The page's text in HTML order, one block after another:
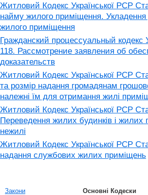
Житловий Кодекс Української РСР
найму жилого приміщення.
жилого приміщення
Гражданский процессуальный кодекс
118. Рассмотрение заявления об
доказательств
Житловий Кодекс Української РСР
та розмір надання громадянам
належні їм для отримання жилі
Житловий Кодекс Української РСР
Переведення жилих будинків і жилих
нежилі
Житловий Кодекс Української РСР
надання службових жилих приміщень
Закони
Основні Кодески